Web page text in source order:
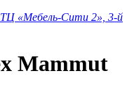
«Мебель-Сити 2», 3-й
Mammut